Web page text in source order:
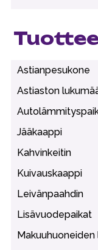
Astianpesukone
Astiaston
Jääkaappi
Kahvinkeitin
Kuivauskaappi
Leivänpaahdin
Lisävuodepaikat
Makuuhuoneiden